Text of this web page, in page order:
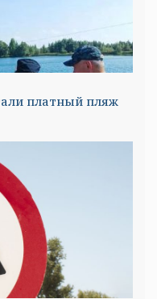
платный пляж